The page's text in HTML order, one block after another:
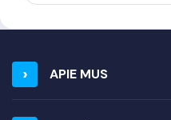
APIE MUS